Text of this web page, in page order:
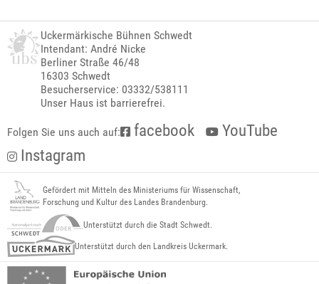
Uckermärkische Bühnen Schwedt
Intendant: André Nicke
Berliner Straße 46/48
16303 Schwedt
Besucherservice: 03332/538111
Unser Haus ist barrierefrei.
Folgen Sie uns auch auf: facebook
YouTube
Instagram
Gefördert mit Mitteln des Ministeriums für Wissenschaft,
Forschung und Kultur des Landes Brandenburg.
Unterstützt durch die Stadt Schwedt.
Unterstützt durch den Landkreis Uckermark.